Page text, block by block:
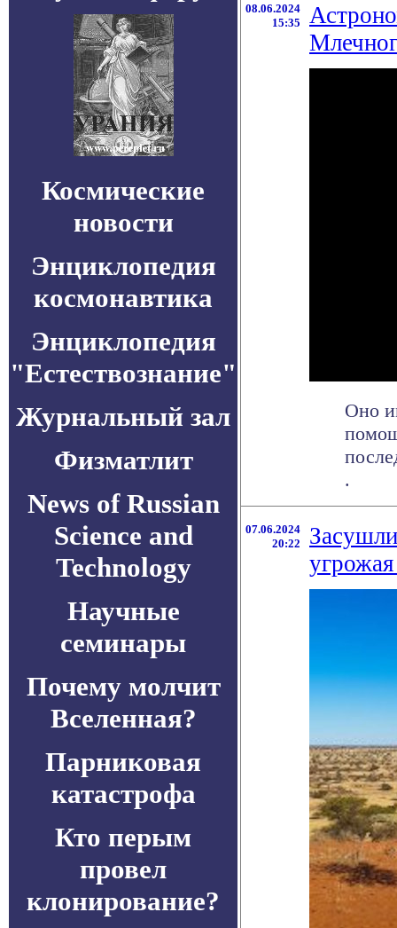
Космические
новости
Энциклопедия
космонавтика
Энциклопедия
"Естествознание"
Журнальный зал
Физматлит
News of Russian
Science and
Technology
Научные
семинары
Почему молчит
Вселенная?
Парниковая
катастрофа
Кто перым
провел
клонирование?
08.06.2024
15:35
Оно
.
07.06.2024
20:22